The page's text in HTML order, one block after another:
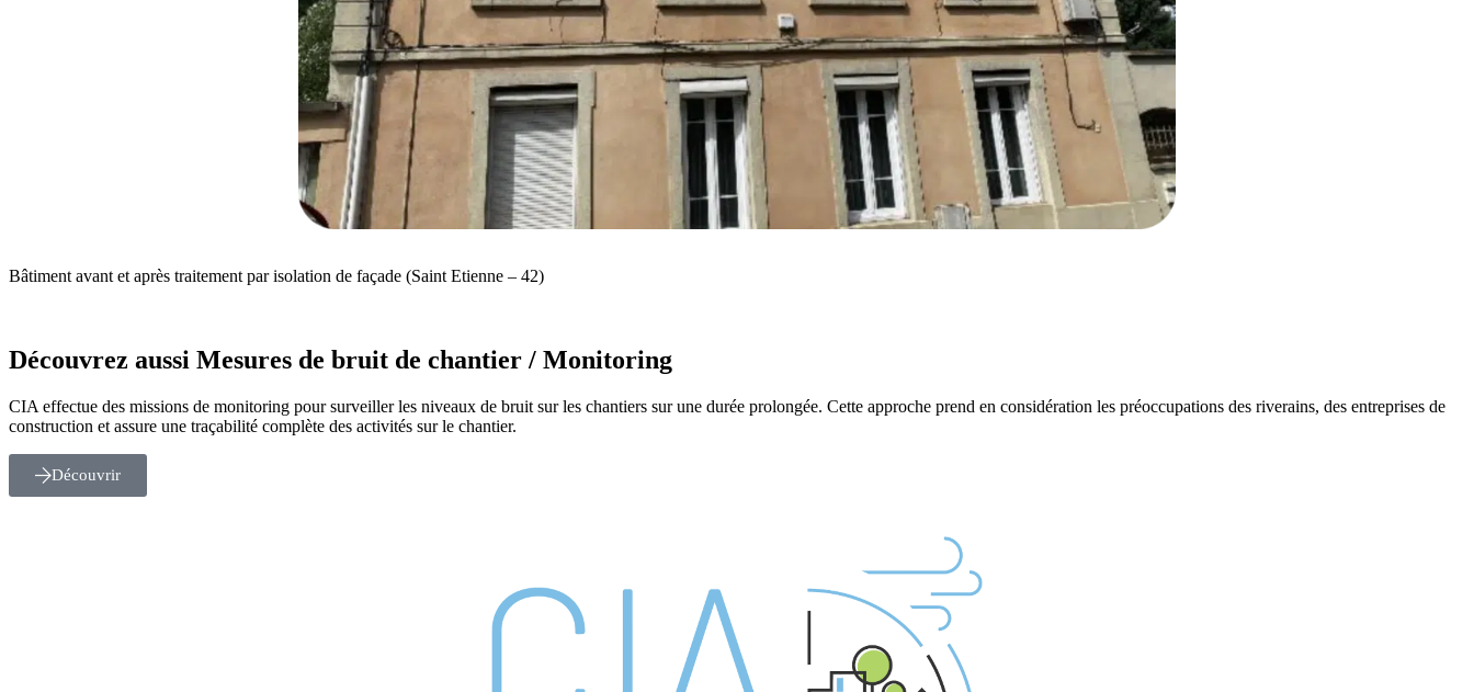
Bâtiment avant et après traitement par isolation de façade (Saint Etienne – 42)
Découvrez aussi Mesures de bruit de chantier / Monitoring
CIA effectue des missions de monitoring pour surveiller les niveaux de bruit sur les chantiers sur une durée prolongée. Cette approche prend en considération les préoccupations des riverains, des entreprises de
construction et assure une traçabilité complète des activités sur le chantier.
Découvrir